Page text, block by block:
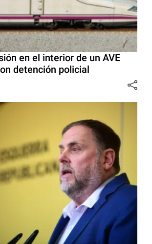
en el interior de un AVE
detención policial